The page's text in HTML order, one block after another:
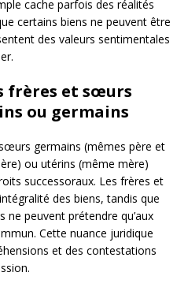
cache parfois des réalités
certains biens ne peuvent être
des valeurs sentimentales
frères et sœurs
ou germains
germains (mêmes père et
ou utérins (même mère)
successoraux. Les frères et
des biens, tandis que
peuvent prétendre qu’aux
Cette nuance juridique
et des contestations